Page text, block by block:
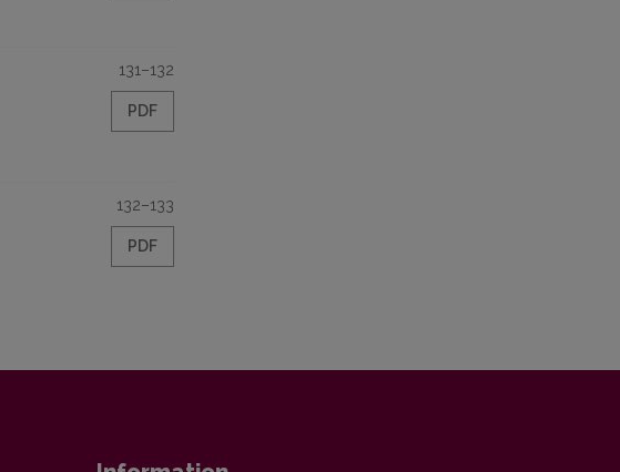
131–132
PDF
132–133
PDF